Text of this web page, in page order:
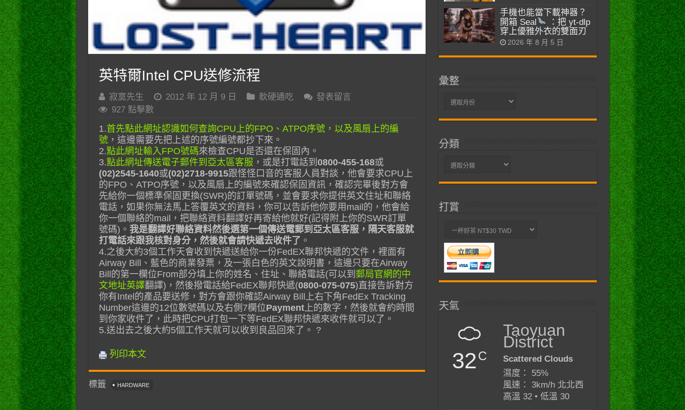
英特爾Intel CPU送修流程
寂寞先生 2012 年 12 月 9 日 軟硬通吃
發表留言
927 點擊數
1.首先點此網址認識如何查詢CPU上的FPO、ATPO序號，以及風扇上的編
號，這邊需要先把上述的序號編號都抄下來。
2.點此網址輸入FPO號碼來檢查CPU是否還在保固內。
3.點此網址傳送電子郵件到亞太區客服 ，或是打電話到 0800-455-168或
(02)2545-1640或(02)2718-9915跟怪怪口音的客服人員對談，他會要求CPU上
的FPO、ATPO序號，以及風扇上的編號來確認保固資訊，確認完畢後對方會
先給你一個標準保固更換(SWR)的訂單號碼，並會要求你提供英文住址和聯絡
電話，如果你無法馬上答覆英文的資料，你可以告訴他你要用mail的，他會給
你一個聯絡的mail，把聯絡資料翻譯好再寄給他就好(記得附上你的SWR訂單
號碼)。 我是翻譯好聯絡資料然後選第一個傳送電郵到亞太區客服，隔天客服就
打電話來跟我核對身分，然後就會請快遞去收件了 。
4.之後大約3個工作天會收到快遞送給你一份FedEX聯邦快遞的文件，裡面有
Airway Bill、藍色的商業發票，及一張白色的英文說明書，這邊只要在Airway
Bill的第一欄位From部分填上你的姓名、住址、聯絡電話(可以到 郵局官網的中
文地址英譯翻譯)，然後撥電話給FedEX聯邦快遞(0800-075-075)直接告訴對方
你有Intel的產品要送修，對方會跟你確認Airway Bill上右下角FedEx Tracking
Number這邊的12位數號碼以及右側7欄位Payment上的數字，然後就會約時間
到你家收件了，此時把CPU打包一下等FedEX聯邦快遞來收件就可以了。
5.送出去之後大約5個工作天就可以收到良品回來了。 ?
列印本文
標籤 HARDWARE
手機也能當下載神器？
開箱 Seal
：把 yt-dlp
穿上優雅外衣的雙面刃
2026 年 8 月 5 日
彙整
彙
分類
分
打賞
天氣
32C
Taoyuan
District
Scattered Clouds
濕度： 55%
風速： 3km/h 北北西
高溫 32 • 低溫 30